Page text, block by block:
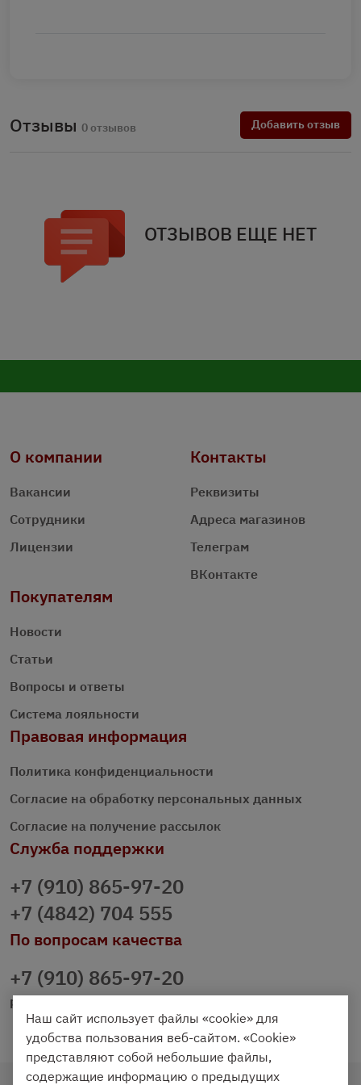
Отзывы 0 отзывов Добавить отзыв
ОТЗЫВОВ ЕЩЕ НЕТ
О компании
Вакансии
Сотрудники
Лицензии
Контакты
Реквизиты
Адреса магазинов
Телеграм
ВКонтакте
Покупателям
Новости
Статьи
Вопросы и ответы
Система лояльности
Правовая информация
Политика конфиденциальности
Согласие на обработку персональных данных
Согласие на получение рассылок
Служба поддержки
+7 (910) 865-97-20
+7 (4842) 704 555
По вопросам качества
+7 (910) 865-97-20
prazdnichniy40@palmi.ru
Наш сайт использует файлы «cookie» для
удобства пользования веб-сайтом. «Cookie»
представляют собой небольшие файлы,
содержащие информацию о предыдущих